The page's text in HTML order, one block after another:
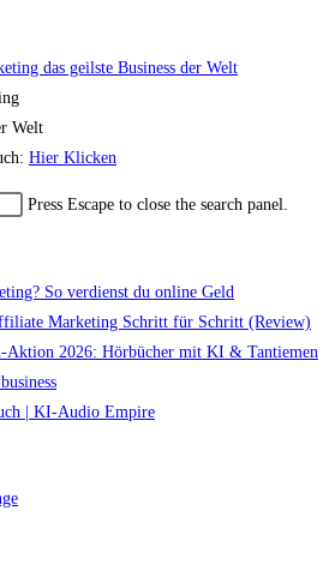
Welt
Hier Klicken
Press Escape to close the search panel.
So verdienst du online Geld
Marketing Schritt für Schritt (Review)
Aktion 2026: Hörbücher mit KI & Tantiemen
| KI‑Audio Empire